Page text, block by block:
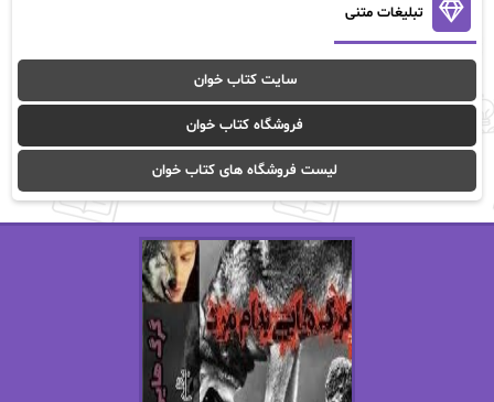
آنالیا
آوا موسوی آیدا (Aixi)
آیدا باقری آیسان صادقی
ا_اصغر زاده ا_اصغرزاده
اریک مورگنشترن از نیلوفر لاری
استل مسکم
اصغر زاده
اکرم محمدی
الف صاد
تبلیغات متنی
سایت کتاب خوان
فروشگاه کتاب خوان
لیست فروشگاه های کتاب خوان